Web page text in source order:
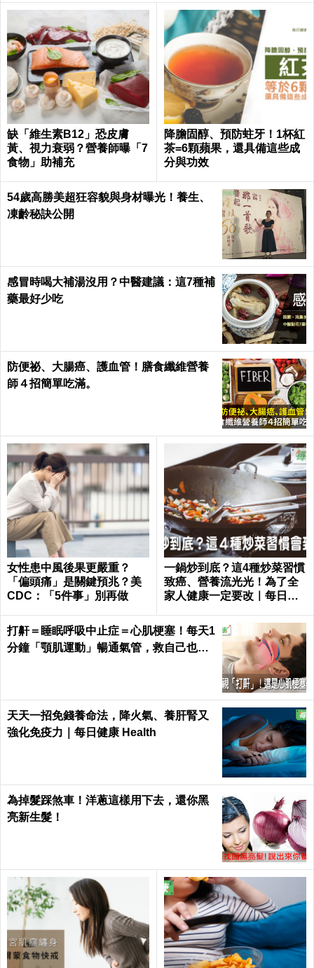
缺「維生素B12」恐皮膚
黃、視力衰弱？營養師曝「7
食物」助補充
降膽固醇、預防蛀牙！1杯紅
茶=6顆蘋果，還具備這些成
分與功效
54歲高勝美超狂容貌與身材曝光！養生、
凍齡秘訣公開
感冒時喝大補湯沒用？中醫建議：這7種補
藥最好少吃
防便祕、大腸癌、護血管！膳食纖維營養
師４招簡單吃滿。
女性患中風後果更嚴重？
「偏頭痛」是關鍵預兆？美
CDC：「5件事」別再做
一鍋炒到底？這4種炒菜習慣
致癌、營養流光光！為了全
家人健康一定要改｜每日健
打鼾＝睡眠呼吸中止症＝心肌梗塞！每天1
分鐘「顎肌運動」暢通氣管，救自己也救
天天一招免錢養命法，降火氣、養肝腎又
強化免疫力｜每日健康 Health
為掉髮踩煞車！洋蔥這樣用下去，還你黑
亮新生髮！